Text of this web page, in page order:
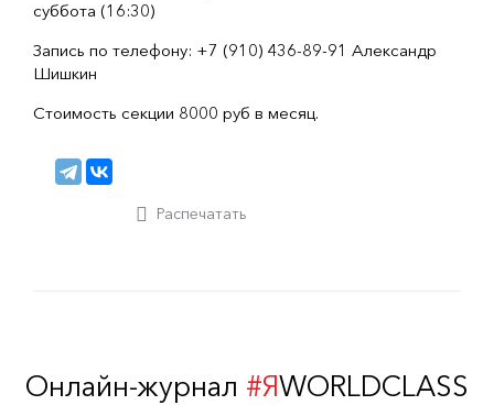
суббота (16:30)
Запись по телефону: +7 (910) 436-89-91 Александр
Шишкин
Стоимость секции 8000 руб в месяц.
Распечатать
Онлайн-журнал #ЯWORLDCLASS